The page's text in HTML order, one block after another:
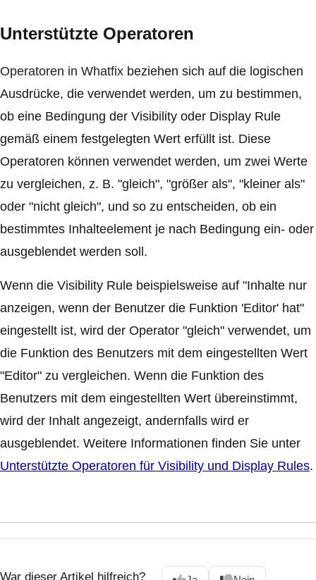
Unterstützte Operatoren
Operatoren in Whatfix beziehen sich auf die logischen
Ausdrücke, die verwendet werden, um zu bestimmen,
ob eine Bedingung der Visibility oder Display Rule
gemäß einem festgelegten Wert erfüllt ist. Diese
Operatoren können verwendet werden, um zwei Werte
zu vergleichen, z. B. "gleich", "größer als", "kleiner als"
oder "nicht gleich", und so zu entscheiden, ob ein
bestimmtes Inhalteelement je nach Bedingung ein- oder
ausgeblendet werden soll.
Wenn die Visibility Rule beispielsweise auf "Inhalte nur
anzeigen, wenn der Benutzer die Funktion 'Editor' hat"
eingestellt ist, wird der Operator "gleich" verwendet, um
die Funktion des Benutzers mit dem eingestellten Wert
"Editor" zu vergleichen. Wenn die Funktion des
Benutzers mit dem eingestellten Wert übereinstimmt,
wird der Inhalt angezeigt, andernfalls wird er
ausgeblendet. Weitere Informationen finden Sie unter
Unterstützte Operatoren für Visibility und Display Rules.
War dieser Artikel hilfreich?